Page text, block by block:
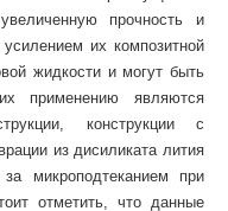
прочность и
их композитной
жидкости и могут быть
применению являются
конструкции с
из дисиликата лития
микроподтеканием при
отметить, что данные